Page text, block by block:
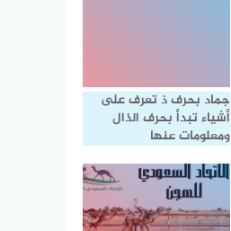
جماد بحرف ذ تعرف على
أشياء تبدأ بحرف الذال
ومعلومات عنها